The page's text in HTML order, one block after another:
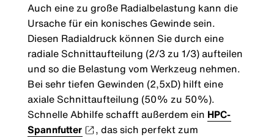
Auch eine zu große Radialbelastung kann die
Ursache für ein konisches Gewinde sein.
Diesen Radialdruck können Sie durch eine
radiale Schnittaufteilung (2/3 zu 1/3) aufteilen
und so die Belastung vom Werkzeug nehmen.
Bei sehr tiefen Gewinden (2,5xD) hilft eine
axiale Schnittaufteilung (50% zu 50%).
Schnelle Abhilfe schafft außerdem ein HPC-
Spannfutter
, das sich perfekt zum